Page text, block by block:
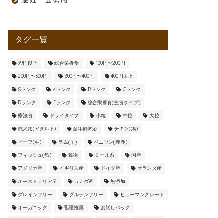
タグ一覧
99円以下 総合栄養食 100円〜200円
200円〜300円 300円〜400円 400円以上
Sランク Aランク Bランク Cランク
Dランク Eランク 総合栄養食(主食タイプ)
療法食 ドライタイプ 小粒 中粒 大粒
成犬用(アダルト) 全年齢対応 チキン(鶏)
ビーフ(牛) ラム(羊) ベニソン(赤鹿)
フィッシュ(魚) 穀物 ミール系 国産
アメリカ産 イギリス産 ドイツ産 オランダ産
オーストラリア産 カナダ産 無添加
グレインフリー グルテンフリー ヒューマングレード
オーガニック 獣医推奨 お試しパック